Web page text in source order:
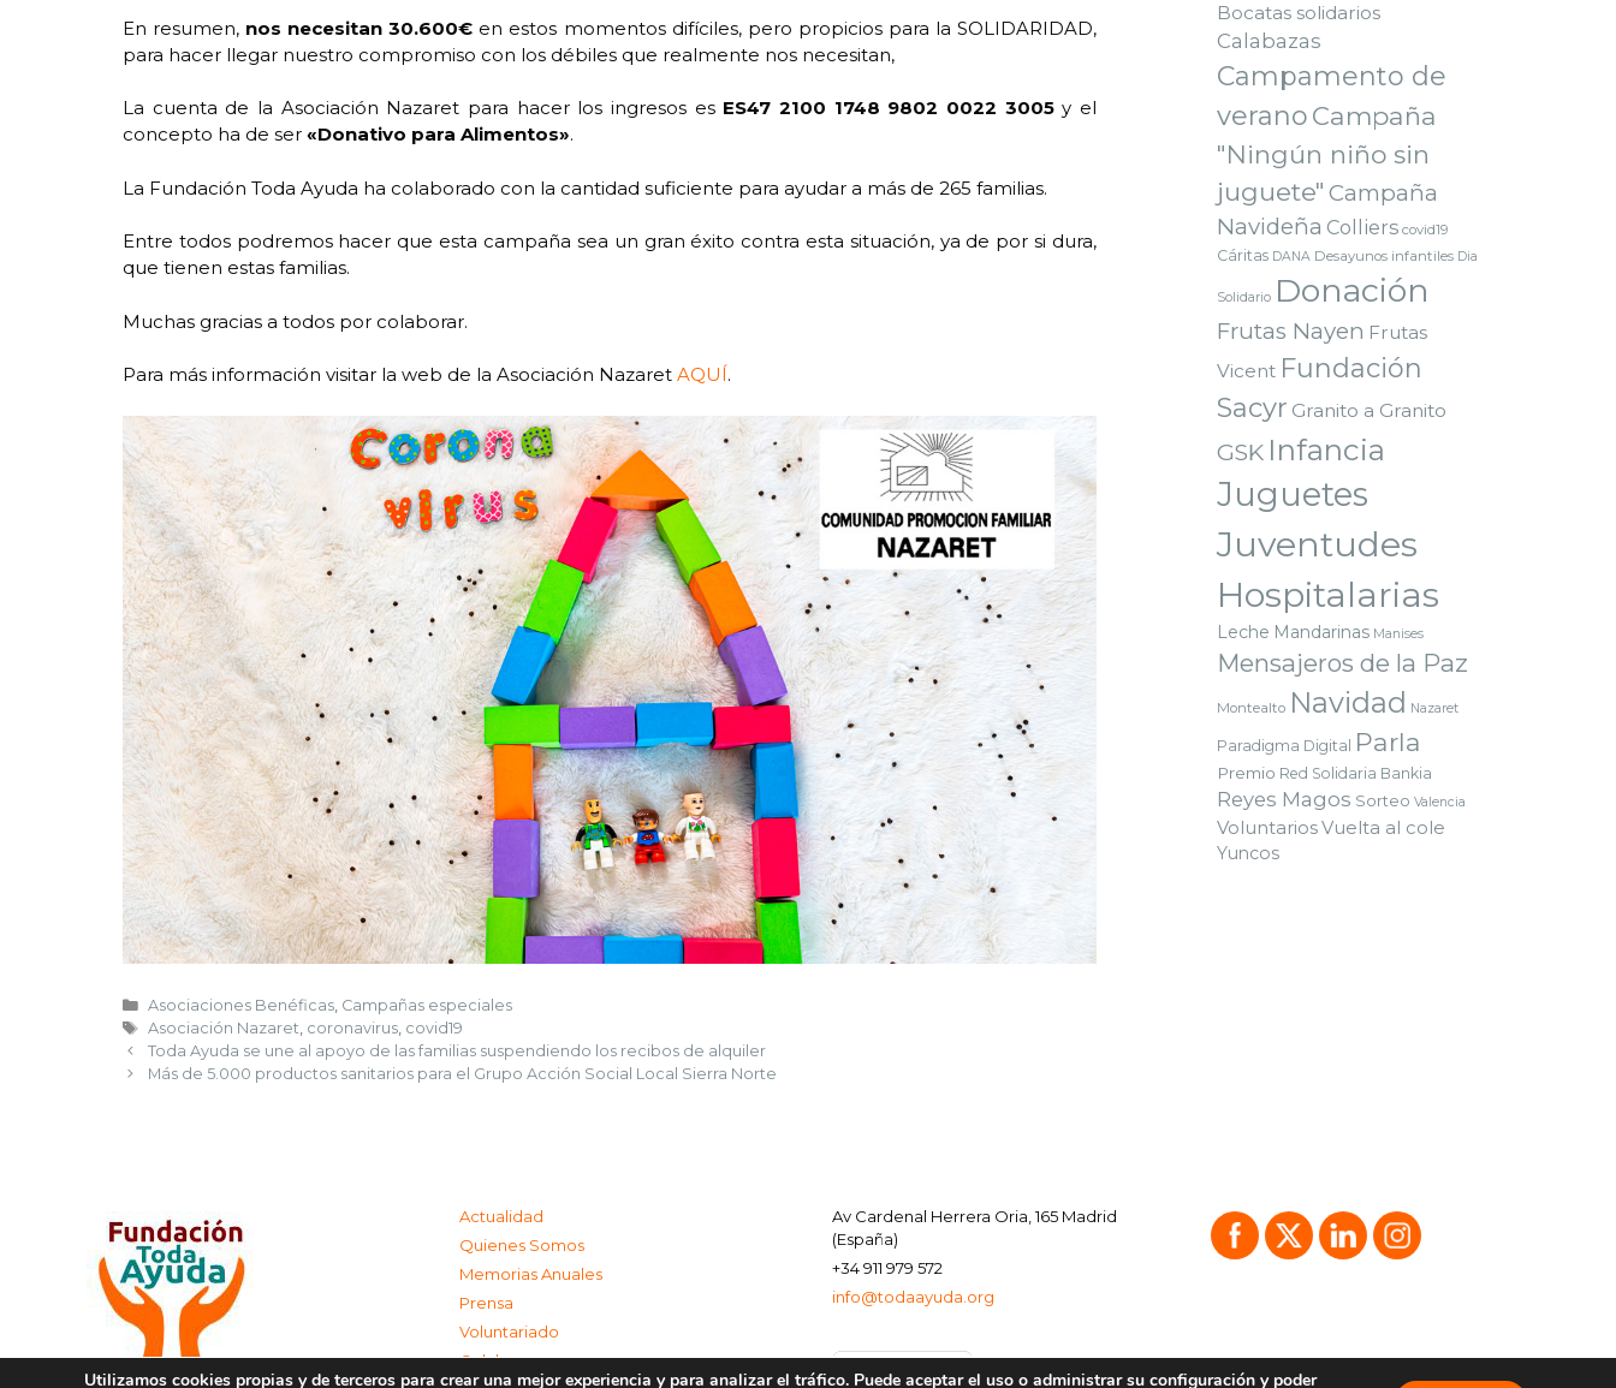
En resumen, nos necesitan 30.600€ en estos momentos difíciles, pero propicios para la SOLIDARIDAD,
para hacer llegar nuestro compromiso con los débiles que realmente nos necesitan,
La cuenta de la Asociación Nazaret para hacer los ingresos es ES47 2100 1748 9802 0022 3005y el
concepto ha de ser «Donativo para Alimentos».
La Fundación Toda Ayuda ha colaborado con la cantidad suficiente para ayudar a más de 265 familias.
Entre todos podremos hacer que esta campaña sea un gran éxito contra esta situación, ya de por si dura,
que tienen estas familias.
Muchas gracias a todos por colaborar.
Para más información visitar la web de la Asociación Nazaret AQUÍ.
Asociaciones Benéficas, Campañas especiales
Asociación Nazaret, coronavirus, covid19
Toda Ayuda se une al apoyo de las familias suspendiendo los recibos de alquiler
Más de 5.000 productos sanitarios para el Grupo Acción Social Local Sierra Norte
Bocatas solidarios
Calabazas
Campamento de
verano Campaña
"Ningún niño sin
juguete" Campaña
Navideña Colliers covid19
Cáritas DANA Desayunos infantiles Dia
Solidario Donación
Frutas Nayen Frutas
Vicent Fundación
Sacyr Granito a Granito
GSK Infancia
Juguetes
Juventudes
Hospitalarias
Leche Mandarinas Manises
Mensajeros de la Paz
Montealto Navidad Nazaret
Paradigma Digital Parla
Premio Red Solidaria Bankia
Reyes Magos Sorteo Valencia
VoluntariosVuelta al cole
Yuncos
Actualidad
Quienes Somos
Memorias Anuales
Prensa
Voluntariado
Colabora
Av Cardenal Herrera Oria, 165 Madrid
(España)
+34 911 979 572
info@todaayuda.org
Utilizamos cookies propias y de terceros para crear una mejor experiencia y para analizar el tráfico. Puede aceptar el uso o administrar su configuración y poder